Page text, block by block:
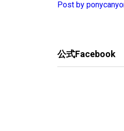
Post by
公式Facebook